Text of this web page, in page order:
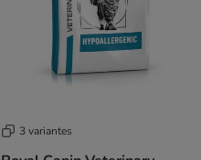
3 variantes